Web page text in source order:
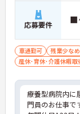
応募要件 ■
車通勤可 残業少なめ
産休･育休･介護休暇取
療養型病院内に
門員のお仕事で